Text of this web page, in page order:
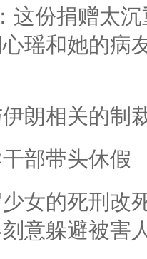
这份捐赠太
瑶和她的病
朗相关的制
部带头休假
女的死刑改
意躲避被害